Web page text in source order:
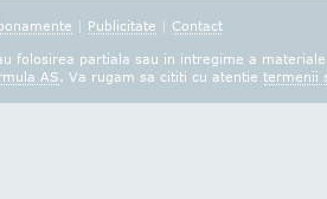
| Publicitate | Contact
folosirea partiala sau in intregime a
AS. Va rugam sa cititi cu atentie termenii